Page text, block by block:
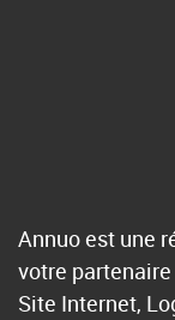
Annuo est une
votre
Site Internet,